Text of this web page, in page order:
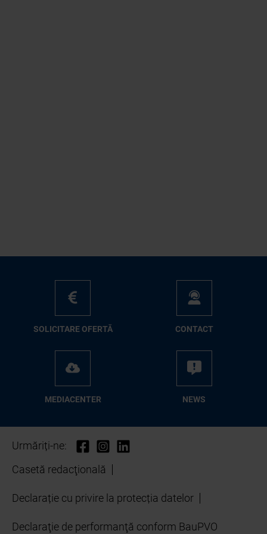
SO­LI­CI­TA­RE OFER­TĂ CON­TA­CT
ME­D­IA­CEN­TER NEWS
Urmăriți-ne:
Casetă redacţională
Declarație cu privire la protecția datelor
Declaraţie de performanţă conform BauPVO